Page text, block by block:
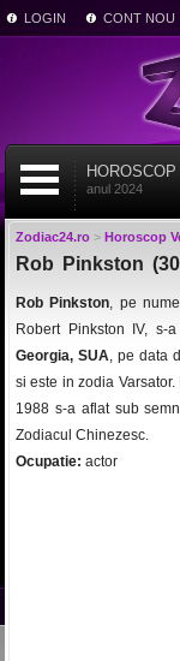
LOGIN CONT NOU
HOROSCOP
anul 2024
Zodiac24.ro> Horoscop
Rob Pinkston
Rob Pinkston, pe
Robert Pinkston IV, s-
Georgia, SUA, pe data
si este in zodia Varsator.
1988 s-a aflat sub
Zodiacul Chinezesc.
Ocupatie: actor